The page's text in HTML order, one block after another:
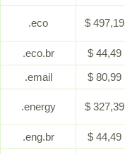
.eco $ 497,19
.eco.br $ 44,49
.email
$ 80,99
.energy $ 327,39
.eng.br $ 44,49